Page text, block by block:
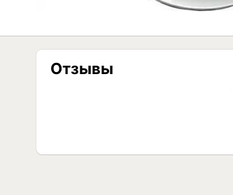
Отзывы